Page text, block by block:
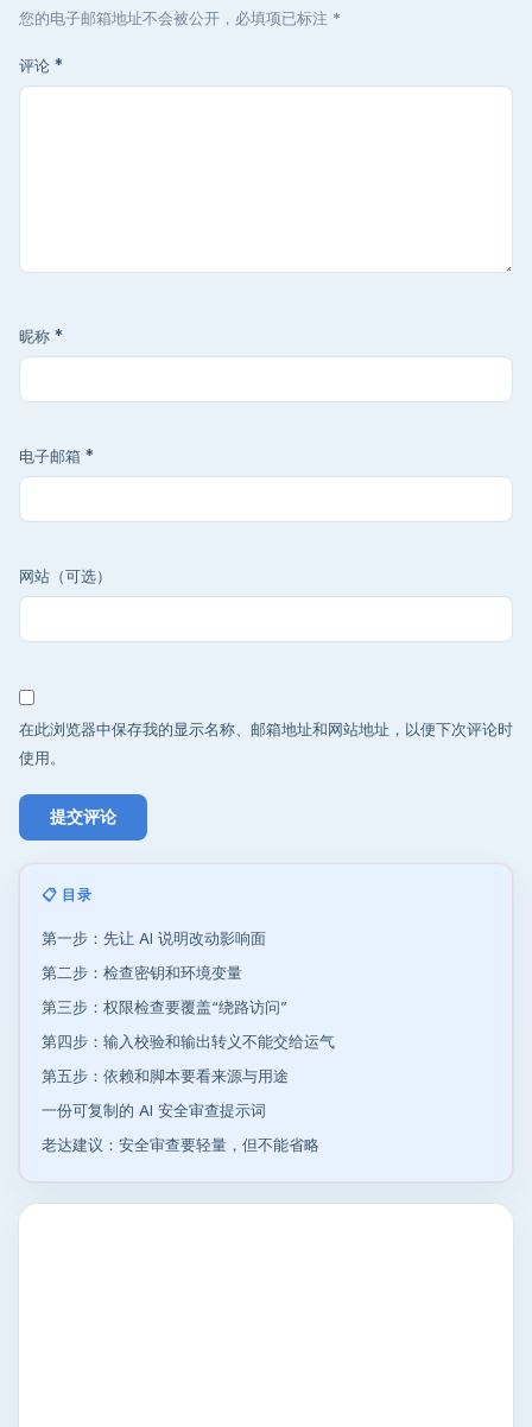
您的电子邮箱地址不会被公开，必填项已标注 *
评论 *
昵称 *
电子邮箱 *
网站（可选）
在此浏览器中保存我的显示名称、邮箱地址和网站地址，以便下次评论时
使用。
📋 目录
第一步：先让 AI 说明改动影响面
第二步：检查密钥和环境变量
第三步：权限检查要覆盖“绕路访问”
第四步：输入校验和输出转义不能交给运气
第五步：依赖和脚本要看来源与用途
一份可复制的 AI 安全审查提示词
老达建议：安全审查要轻量，但不能省略